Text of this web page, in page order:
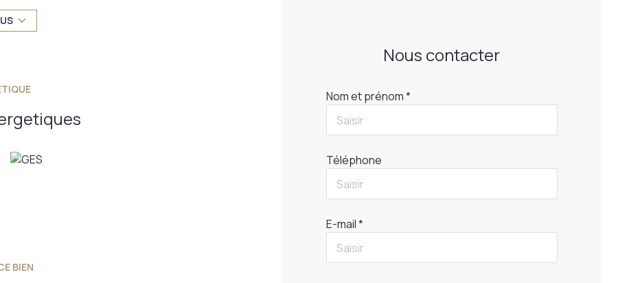
ce bien constitue une véritable
créer une terrasse de 10 m², dont le permis de
d'un espace extérieur agréable au
sont disponibles sur le site
BIEN
Nous contacter
Nom et prénom *
Téléphone
E-mail *